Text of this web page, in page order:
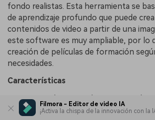
Filmora - Editor de video IA
¡Activa la chispa de la innovación con la
fondo realistas. Esta herramienta se
de aprendizaje profundo que puede
contenidos de video a partir de una
este software es muy ampliable, por lo
creación de películas de formación
necesidades.
Características
Capaz de crear videos que pueden
precisión situaciones de la vida